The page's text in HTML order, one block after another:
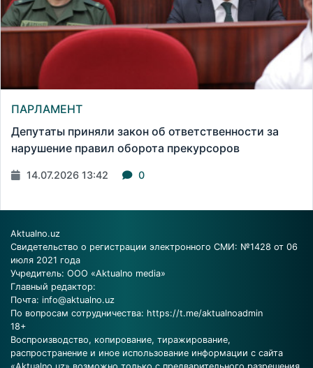
ПАРЛАМЕНТ
Депутаты приняли закон об ответственности за
нарушение правил оборота прекурсоров
14.07.2026 13:42 0
Aktualno.uz
Свидетельство о регистрации электронного СМИ: №1428 от 06
июля 2021 года
Учредитель: ООО «Aktualno media»
Главный редактор:
Почта: info@aktualno.uz
По вопросам сотрудничества: https://t.me/aktualnoadmin
18+
Воспроизводство, копирование, тиражирование,
распространение и иное использование информации с сайта